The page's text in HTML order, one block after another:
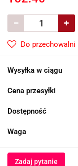
Do przechowalni
Wysyłka w ciągu
Cena przesyłki
Dostępność
Waga
Zadaj pytanie